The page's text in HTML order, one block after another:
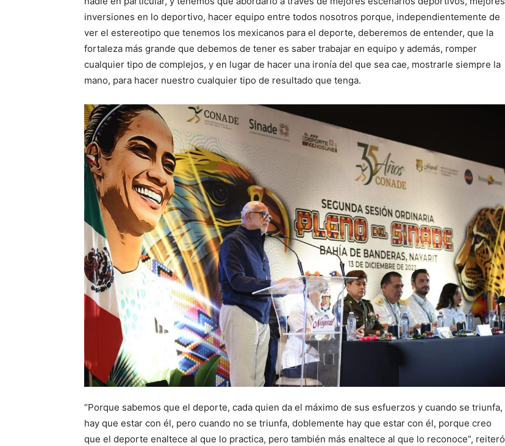
inversiones en lo deportivo, hacer equipo entre todos nosotros porque, independientemente de
ver el estereotipo que tenemos los mexicanos para el deporte, deberemos de entender, que la
fortaleza más grande que debemos de tener es saber trabajar en equipo y además, romper
cualquier tipo de complejos, y en lugar de hacer una ironía del que sea cae, mostrarle siempre la
mano, para hacer nuestro cualquier tipo de resultado que tenga.
“Porque sabemos que el deporte, cada quien da el máximo de sus esfuerzos y cuando se triunfa,
hay que estar con él, pero cuando no se triunfa, doblemente hay que estar con él, porque creo
que el deporte enaltece al que lo practica, pero también más enaltece al que lo reconoce”, reiteró